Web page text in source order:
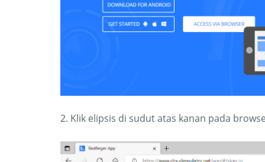
2. Klik elipsis di sudut atas kanan pada